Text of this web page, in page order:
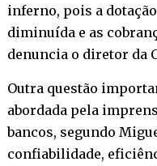
inferno, pois a
diminuída e as
denuncia o diretor da
Outra questão
abordada pela
bancos, segundo
confiabilidade,